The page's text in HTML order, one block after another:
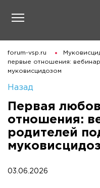
forum-vsp.ru
первые отношения:
муковисцидозом
Назад
Первая
отношения:
родителей
03.06.2026